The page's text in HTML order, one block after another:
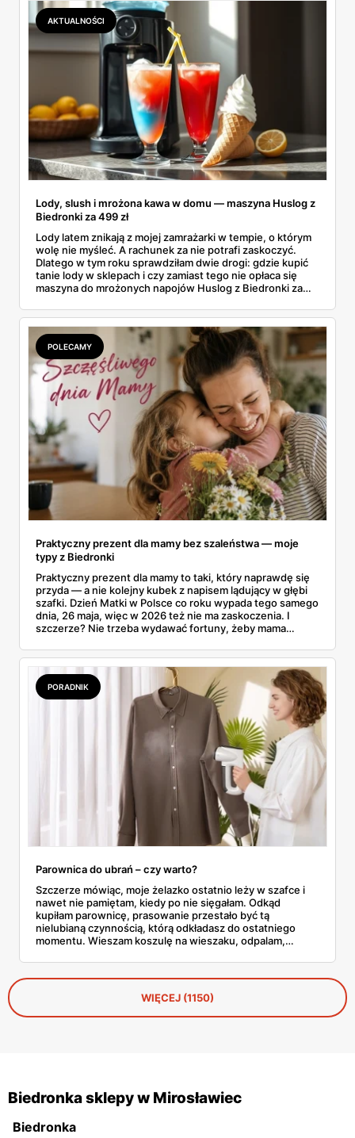
AKTUALNOŚCI
Lody, slush i mrożona kawa w domu — maszyna Huslog z
Biedronki za 499 zł
Lody latem znikają z mojej zamrażarki w tempie, o którym
wolę nie myśleć. A rachunek za nie potrafi zaskoczyć.
Dlatego w tym roku sprawdziłam dwie drogi: gdzie kupić
tanie lody w sklepach i czy zamiast tego nie opłaca się
maszyna do mrożonych napojów Huslog z Biedronki za
kawę w domu, bez wychodzenia po nie do sklepu.
Postanowiłam policzyć, kiedy naprawdę się to zwraca.
POLECAMY
Praktyczny prezent dla mamy bez szaleństwa — moje
typy z Biedronki
Praktyczny prezent dla mamy to taki, który naprawdę się
przyda — a nie kolejny kubek z napisem lądujący w głębi
szafki. Dzień Matki w Polsce co roku wypada tego samego
dnia, 26 maja, więc w 2026 też nie ma zaskoczenia. I
szczerze? Nie trzeba wydawać fortuny, żeby mama
ważną od 21 do 30 maja i wynotowałam to, co sama
wrzuciłabym do koszyka bez wahania: kosmetyki, perfumy
i drobiazgi, które kobiety faktycznie zużywają. Ceny
zaczynają się od kilkunastu złotych, a efekt bywa lepszy
niż niejeden droższy zestaw.
PORADNIK
Parownica do ubrań – czy warto?
Szczerze mówiąc, moje żelazko ostatnio leży w szafce i
nawet nie pamiętam, kiedy po nie sięgałam. Odkąd
kupiłam parownicę, prasowanie przestało być tą
nielubianą czynnością, którą odkładasz do ostatniego
momentu. Wieszam koszulę na wieszaku, odpalam,
zaczyna się problem, bo parownic jest na rynku
zatrzęsienie, a nie każda robi to, co obiecuje producent.
WIĘCEJ (1150)
Biedronka sklepy w Mirosławiec
Biedronka